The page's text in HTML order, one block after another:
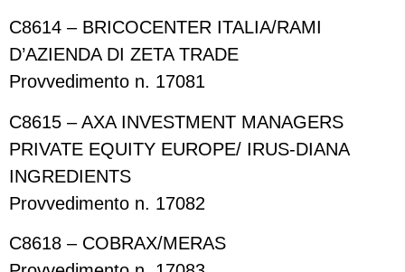
C8614 – BRICOCENTER ITALIA/RAMI
D’AZIENDA DI ZETA TRADE
Provvedimento n. 17081
C8615 – AXA INVESTMENT MANAGERS
PRIVATE EQUITY EUROPE/ IRUS-DIANA
INGREDIENTS
Provvedimento n. 17082
C8618 – COBRAX/MERAS